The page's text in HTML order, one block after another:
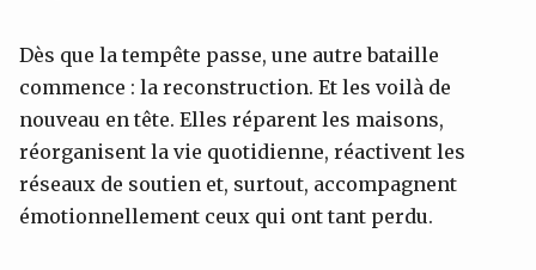
Dès que la tempête passe, une autre bataille
commence : la reconstruction. Et les voilà de
nouveau en tête. Elles réparent les maisons,
réorganisent la vie quotidienne, réactivent les
réseaux de soutien et, surtout, accompagnent
émotionnellement ceux qui ont tant perdu.